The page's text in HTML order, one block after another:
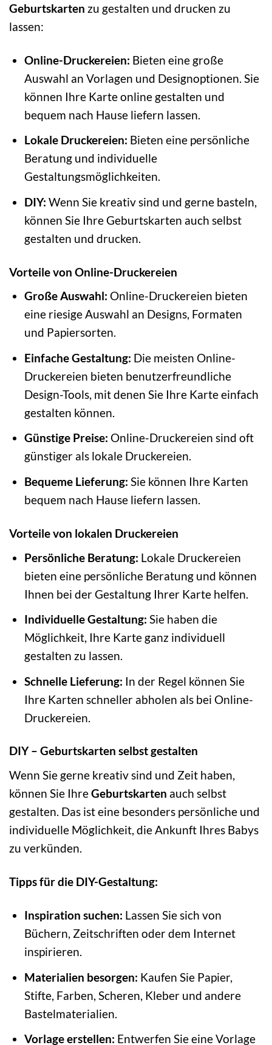
Geburtskarten zu gestalten und drucken zu
lassen:
Online-Druckereien: Bieten eine große
Auswahl an Vorlagen und Designoptionen. Sie
können Ihre Karte online gestalten und
bequem nach Hause liefern lassen.
Lokale Druckereien: Bieten eine persönliche
Beratung und individuelle
Gestaltungsmöglichkeiten.
DIY: Wenn Sie kreativ sind und gerne basteln,
können Sie Ihre Geburtskarten auch selbst
gestalten und drucken.
Vorteile von Online-Druckereien
Große Auswahl: Online-Druckereien bieten
eine riesige Auswahl an Designs, Formaten
und Papiersorten.
Einfache Gestaltung: Die meisten Online-
Druckereien bieten benutzerfreundliche
Design-Tools, mit denen Sie Ihre Karte einfach
gestalten können.
Günstige Preise: Online-Druckereien sind oft
günstiger als lokale Druckereien.
Bequeme Lieferung: Sie können Ihre Karten
bequem nach Hause liefern lassen.
Vorteile von lokalen Druckereien
Persönliche Beratung: Lokale Druckereien
bieten eine persönliche Beratung und können
Ihnen bei der Gestaltung Ihrer Karte helfen.
Individuelle Gestaltung: Sie haben die
Möglichkeit, Ihre Karte ganz individuell
gestalten zu lassen.
Schnelle Lieferung: In der Regel können Sie
Ihre Karten schneller abholen als bei Online-
Druckereien.
DIY – Geburtskarten selbst gestalten
Wenn Sie gerne kreativ sind und Zeit haben,
können Sie IhreGeburtskarten auch selbst
gestalten. Das ist eine besonders persönliche und
individuelle Möglichkeit, die Ankunft Ihres Babys
zu verkünden.
Tipps für die DIY-Gestaltung:
Inspiration suchen: Lassen Sie sich von
Büchern, Zeitschriften oder dem Internet
inspirieren.
Materialien besorgen: Kaufen Sie Papier,
Stifte, Farben, Scheren, Kleber und andere
Bastelmaterialien.
Vorlage erstellen: Entwerfen Sie eine Vorlage